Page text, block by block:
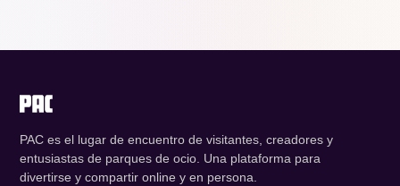
PAC es el lugar de encuentro de visitantes, creadores y
entusiastas de parques de ocio. Una plataforma para
divertirse y compartir online y en persona.